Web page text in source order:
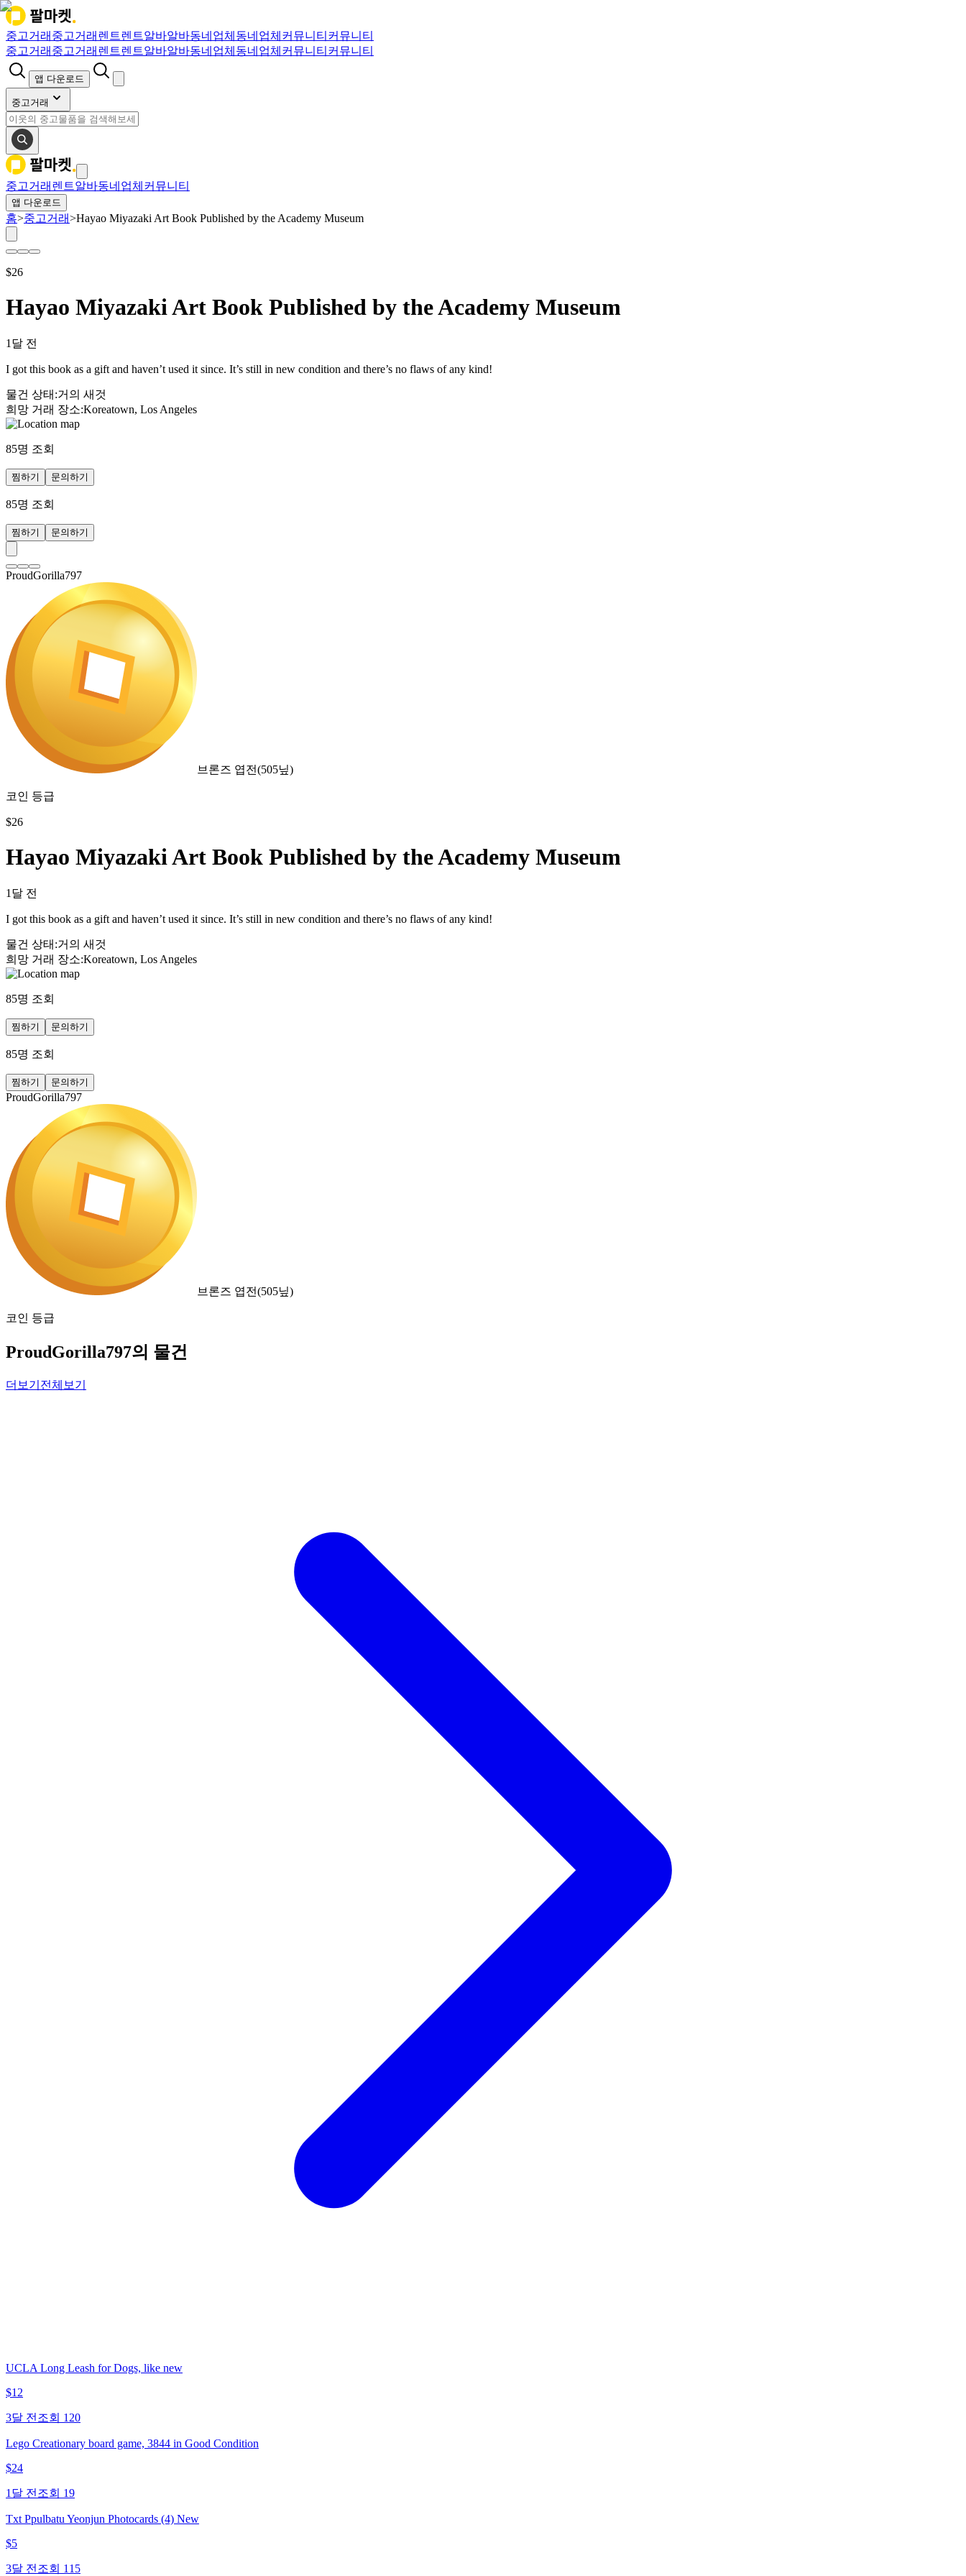
중고거래 중고거래 렌트렌트알바알바동네업체 동네업체 커뮤니티 커뮤니티
중고거래 중고거래 렌트렌트알바알바동네업체 동네업체 커뮤니티 커뮤니티
앱 다운로드
중고거래
중고거래 렌트알바동네업체 커뮤니티
앱 다운로드
홈>중고거래>Hayao Miyazaki Art Book Published by the Academy Museum
$26
Hayao Miyazaki Art Book Published by the Academy Museum
1달 전
I got this book as a gift and haven’t used it since. It’s still in new condition and there’s no flaws of any kind!
물건 상태 :거의 새것
희망 거래 장소:Koreatown, Los Angeles
85명 조회
찜하기 문의하기
85명 조회
찜하기 문의하기
ProudGorilla797
브론즈 엽전(505닢)
코인 등급
$26
Hayao Miyazaki Art Book Published by the Academy Museum
1달 전
I got this book as a gift and haven’t used it since. It’s still in new condition and there’s no flaws of any kind!
물건 상태 :거의 새것
희망 거래 장소:Koreatown, Los Angeles
85명 조회
찜하기 문의하기
85명 조회
찜하기 문의하기
ProudGorilla797
브론즈 엽전(505닢)
코인 등급
ProudGorilla797의 물건
더보기 전체보기
UCLA Long Leash for Dogs, like new
$12
3달 전 조회 120
Lego Creationary board game, 3844 in Good Condition
$24
1달 전 조회 19
Txt Ppulbatu Yeonjun Photocards (4) New
$5
3달 전 조회 115